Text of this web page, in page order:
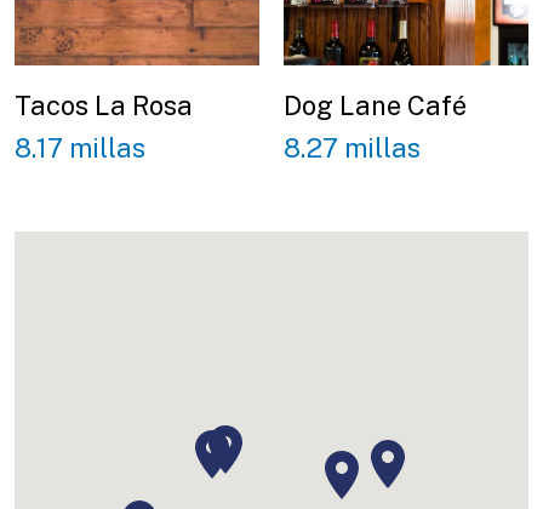
Tacos La Rosa
8.17 millas
Dog Lane Café
8.27 millas